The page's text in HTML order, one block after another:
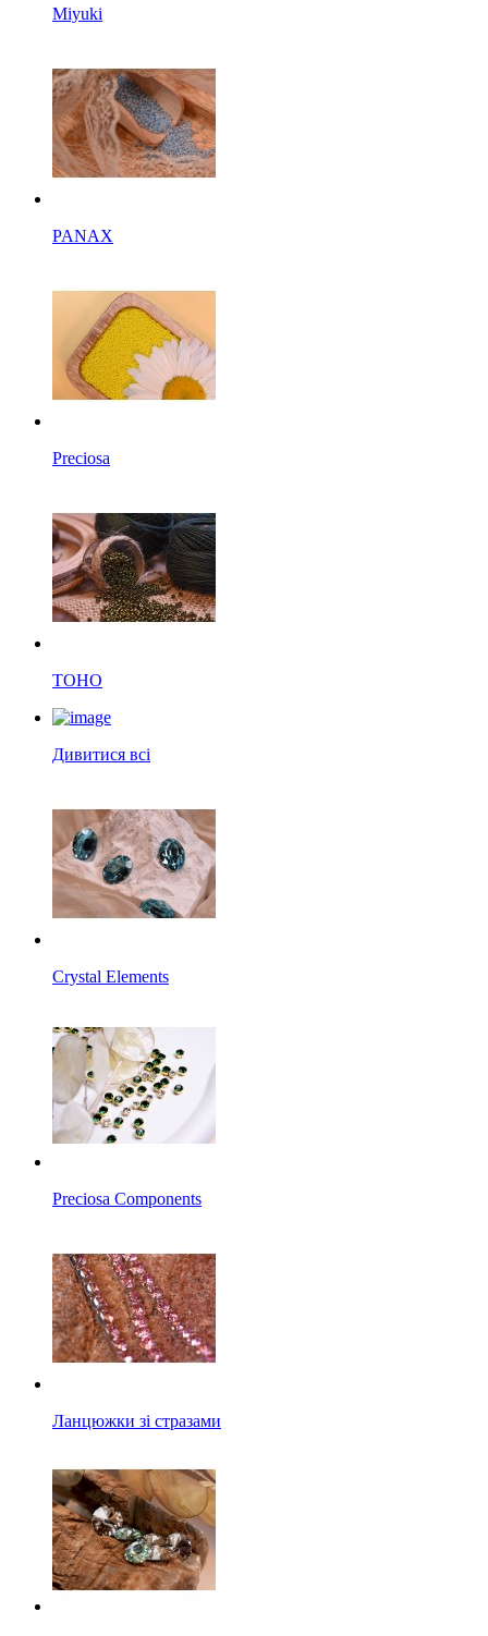
Miyuki
PANAX
Preciosa
TOHO
Дивитися всі
Crystal Elements
Preciosa Components
Ланцюжки зі стразами